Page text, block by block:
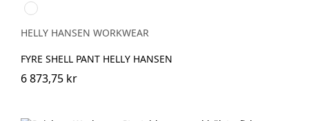
369
YELLOW/EBONY
HELLY HANSEN WORKWEAR
FYRE SHELL PANT HELLY HANSEN
6 873,75 kr